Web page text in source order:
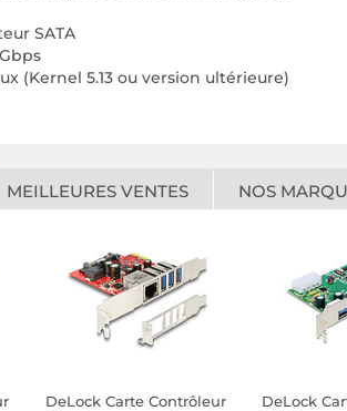
SATA
(Kernel 5.13 ou version ultérieure)
MEILLEURES VENTES NOS
DeLock Carte Contrôleur
DeLock